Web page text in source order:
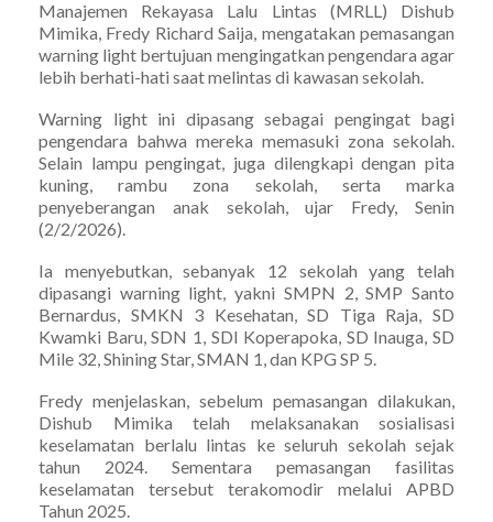
Manajemen Rekayasa Lalu Lintas (MRLL) Dishub
Mimika, Fredy Richard Saija, mengatakan pemasangan
warning light bertujuan mengingatkan pengendara agar
lebih berhati-hati saat melintas di kawasan sekolah.
Warning light ini dipasang sebagai pengingat bagi
pengendara bahwa mereka memasuki zona sekolah.
Selain lampu pengingat, juga dilengkapi dengan pita
kuning, rambu zona sekolah, serta marka
penyeberangan anak sekolah, ujar Fredy, Senin
(2/2/2026).
Ia menyebutkan, sebanyak 12 sekolah yang telah
dipasangi warning light, yakni SMPN 2, SMP Santo
Bernardus, SMKN 3 Kesehatan, SD Tiga Raja, SD
Kwamki Baru, SDN 1, SDI Koperapoka, SD Inauga, SD
Mile 32, Shining Star, SMAN 1, dan KPG SP 5.
Fredy menjelaskan, sebelum pemasangan dilakukan,
Dishub Mimika telah melaksanakan sosialisasi
keselamatan berlalu lintas ke seluruh sekolah sejak
tahun 2024. Sementara pemasangan fasilitas
keselamatan tersebut terakomodir melalui APBD
Tahun 2025.